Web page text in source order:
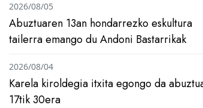
Abuztuaren 13an hondarrezko eskultura
tailerra emango du Andoni Bastarrikak
2026/08/05
Karela kiroldegia itxita egongo da
17tik 30era
2026/08/04